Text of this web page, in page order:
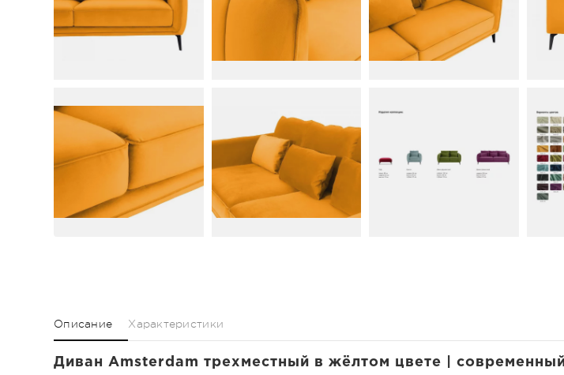
Описание Характеристики
Диван Amsterdam трехместный в жёлтом цвете |